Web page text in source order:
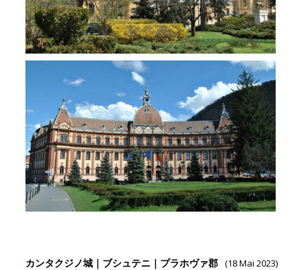
カンタクジノ城｜ブシュテニ｜プラホヴァ郡 (18 Mai 2023)